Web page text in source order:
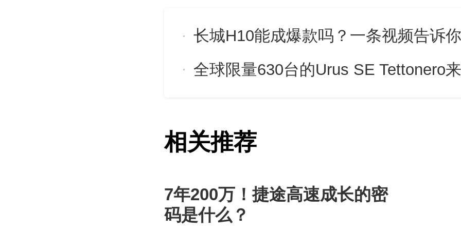
石滩，路虎卫士所承载的，早已不止是
的工具，更是凝聚团队力量的纽带。赛
一位参与者的勇敢信念，在卫士的守护
长城H10能成爆款吗？一条视频告诉你
全球限量630台的Urus SE Tettonero来
相关推荐
7年200万！捷途高速成长的密
码是什么？